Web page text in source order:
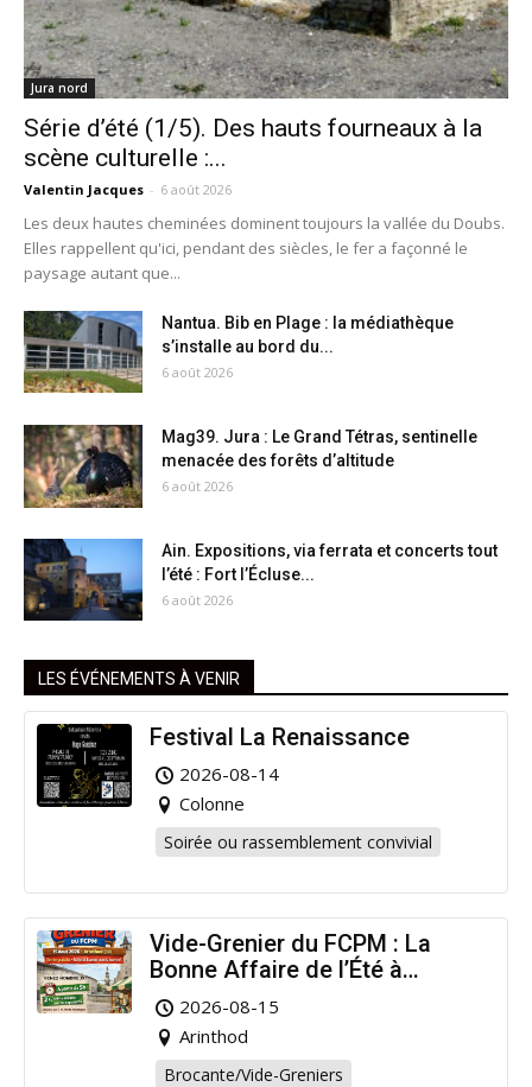
Jura nord
Série d’été (1/5). Des hauts fourneaux à la
scène culturelle :...
Valentin Jacques - 6 août 2026
Les deux hautes cheminées dominent toujours la vallée du Doubs.
Elles rappellent qu'ici, pendant des siècles, le fer a façonné le
paysage autant que...
Nantua. Bib en Plage : la médiathèque
s’installe au bord du...
6 août 2026
Mag39. Jura : Le Grand Tétras, sentinelle
menacée des forêts d’altitude
6 août 2026
Ain. Expositions, via ferrata et concerts tout
l’été : Fort l’Écluse...
6 août 2026
LES ÉVÉNEMENTS À VENIR
Festival La Renaissance
2026-08-14
Colonne
Soirée ou rassemblement convivial
Vide-Grenier du FCPM : La
Bonne Affaire de l’Été à
Arinthod !
2026-08-15
Arinthod
Brocante/Vide-Greniers